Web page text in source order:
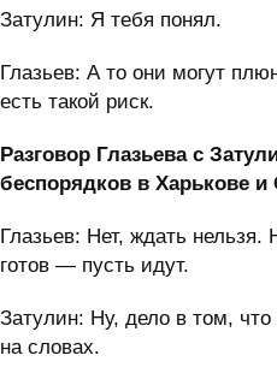
Затулин: Я тебя понял.
Глазьев: А то они могут
есть такой риск.
Разговор Глазьева с
беспорядков в Харькове и
Глазьев: Нет, ждать нельзя.
готов — пусть идут.
Затулин: Ну, дело в том,
на словах.